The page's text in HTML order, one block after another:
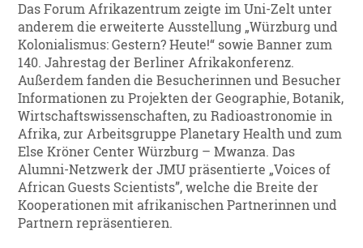
Das Forum Afrikazentrum zeigte im Uni-Zelt unter
anderem die erweiterte Ausstellung „Würzburg und
Kolonialismus: Gestern? Heute!“ sowie Banner zum
140. Jahrestag der Berliner Afrikakonferenz.
Außerdem fanden die Besucherinnen und Besucher
Informationen zu Projekten der Geographie, Botanik,
Wirtschaftswissenschaften, zu Radioastronomie in
Afrika, zur Arbeitsgruppe Planetary Health und zum
Else Kröner Center Würzburg – Mwanza. Das
Alumni-Netzwerk der JMU präsentierte „Voices of
African Guests Scientists”, welche die Breite der
Kooperationen mit afrikanischen Partnerinnen und
Partnern repräsentieren.